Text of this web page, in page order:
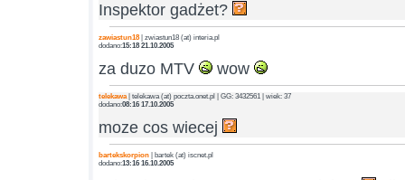
Inspektor gadżet?
zawiastun18| zwiastun18 (at) interia.pl
dodano:15:18 21.10.2005
za duzo MTV wow
telekawa| telekawa (at) poczta.onet.pl | GG: 3432561 | wiek: 37
dodano:08:16 17.10.2005
moze cos wiecej
bartekskorpion | bartek (at) iscnet.pl
dodano:13:16 16.10.2005